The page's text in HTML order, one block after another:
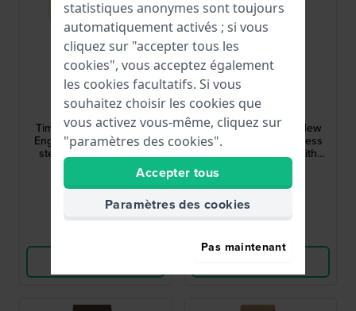
Timex
TW2Y86600
Timex Weekender® New
England 34 mm Stainless
steel quartz watch with
leather NATO style strap
● À venir
TW2Y86500
Timex Weekender® New
England 34 mm Stainless
steel quartz watch with
leather NATO style strap
● À venir
statistiques anonymes sont toujours
automatiquement activés ; si vous
cliquez sur "accepter tous les
cookies", vous acceptez également
les cookies facultatifs. Si vous
souhaitez choisir les cookies que
vous activez vous-même, cliquez sur
"paramètres des cookies".
Accepter tous
Paramètres des cookies
Pas maintenant